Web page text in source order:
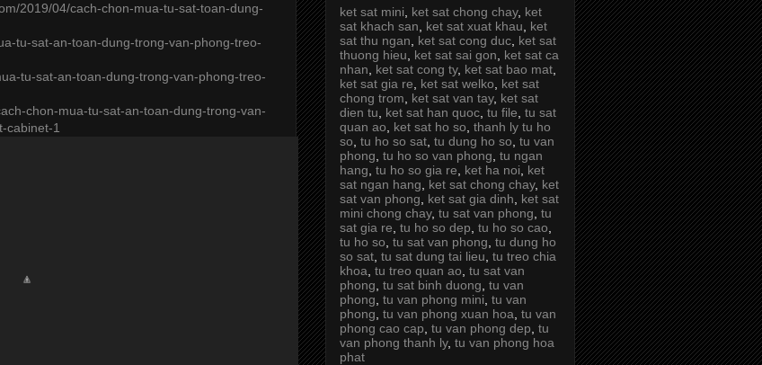
2019/04/cach-chon-mua-tu-sat-toan-dung-
tu-sat-an-toan-dung-trong-van-phong-treo-
tu-sat-an-toan-dung-trong-van-phong-treo-
chon-mua-tu-sat-an-toan-dung-trong-van-
cabinet-1
ket sat mini
ket sat chong chay, ket
sat khach san
ket sat xuat khau
ket
sat thu ngan
ket sat cong duc ket sat
thuong hieu
ket sat sai gon
ket sat ca
nhan
ket sat cong ty, ket sat bao mat
ket sat gia re
ket sat welko
ket sat
chong trom
ket sat van tay, ket sat
dien tu
ket sat han quoc tu file tu sat
quan ao
ket sat ho so thanh ly tu ho
so tu ho so sat tu dung ho so tu van
phong tu ho so van phong tu ngan
hang tu ho so gia re ket ha noi
ket
sat ngan hang
ket sat chong chay, ket
sat van phong
ket sat gia dinh
ket sat
mini chong chay, tu sat van phong tu
sat gia re tu ho so dep tu ho so cao
tu ho so tu sat van phong tu dung ho
so sat tu sat dung tai lieu tu treo chia
khoa tu treo quan ao tu sat van
phong tu sat binh duong tu van
phong tu van phong mini tu van
phong tu van phong xuan hoa tu van
phong cao cap tu van phong dep tu
van phong thanh ly, tu van phong hoa
phat